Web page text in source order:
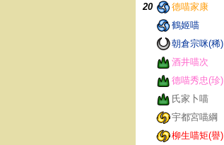
20
德喵家康
鶴姬喵
朝倉宗咪(稀)
酒井喵次
德喵秀忠(珍)
氏家卜喵
宇都宮喵綱
柳生喵矩(譽)